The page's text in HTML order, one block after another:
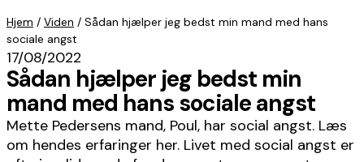
Hjem / Viden / Sådan hjælper jeg bedst min mand med hans
sociale angst
17/08/2022
Sådan hjælper jeg bedst min
mand med hans sociale angst
Mette Pedersens mand, Poul, har social angst. Læs
om hendes erfaringer her. Livet med social angst er